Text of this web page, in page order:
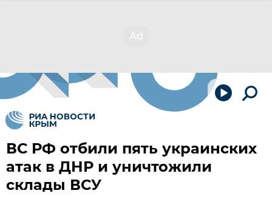
ВС РФ отбили пять украинских
атак в ДНР и уничтожили
склады ВСУ